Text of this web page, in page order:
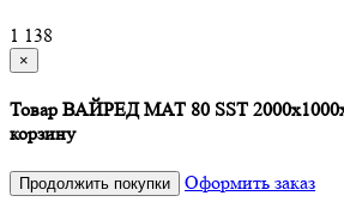
1 138
×
Товар ВАЙРЕД МАТ 80 SST
корзину
Продолжить покупки
Оформить заказ